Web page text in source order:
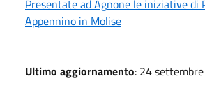
Presentate ad Agnone le iniziative di
Appennino in Molise
Ultimo aggiornamento: 24